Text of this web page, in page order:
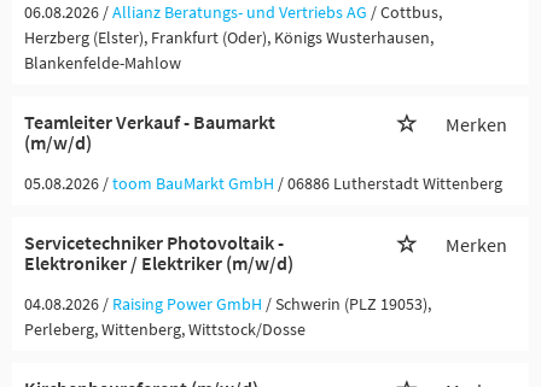
06.08.2026 /Allianz Beratungs- und Vertriebs AG / Cottbus,
Herzberg (Elster), Frankfurt (Oder), Königs Wusterhausen,
Blankenfelde-Mahlow
Teamleiter Verkauf - Baumarkt
(m/w/d)
Merken
05.08.2026 /toom BauMarkt GmbH / 06886 Lutherstadt Wittenberg
Servicetechniker Photovoltaik -
Elektroniker / Elektriker (m/w/d)
Merken
04.08.2026 / Raising Power GmbH / Schwerin (PLZ 19053),
Perleberg, Wittenberg, Wittstock/Dosse